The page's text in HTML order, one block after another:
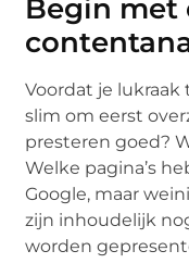
Begin met
Voordat je lukraak
slim om eerst
presteren goed?
Welke pagina’s
Google, maar
zijn inhoudelijk
worden